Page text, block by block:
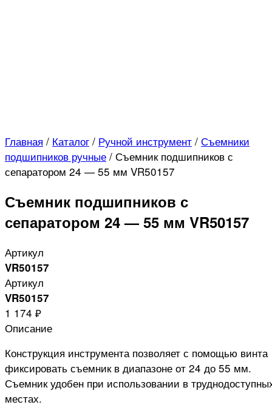
Главная / Каталог / Ручной инструмент / Съемники
подшипников ручные / Съемник подшипников с
сепаратором 24 — 55 мм VR50157
Съемник подшипников с
сепаратором 24 — 55 мм VR50157
Артикул
VR50157
Артикул
VR50157
1 174 ₽
Описание
Конструкция инструмента позволяет с помощью винта
фиксировать съемник в диапазоне от 24 до 55 мм.
Съемник удобен при использовании в
местах.